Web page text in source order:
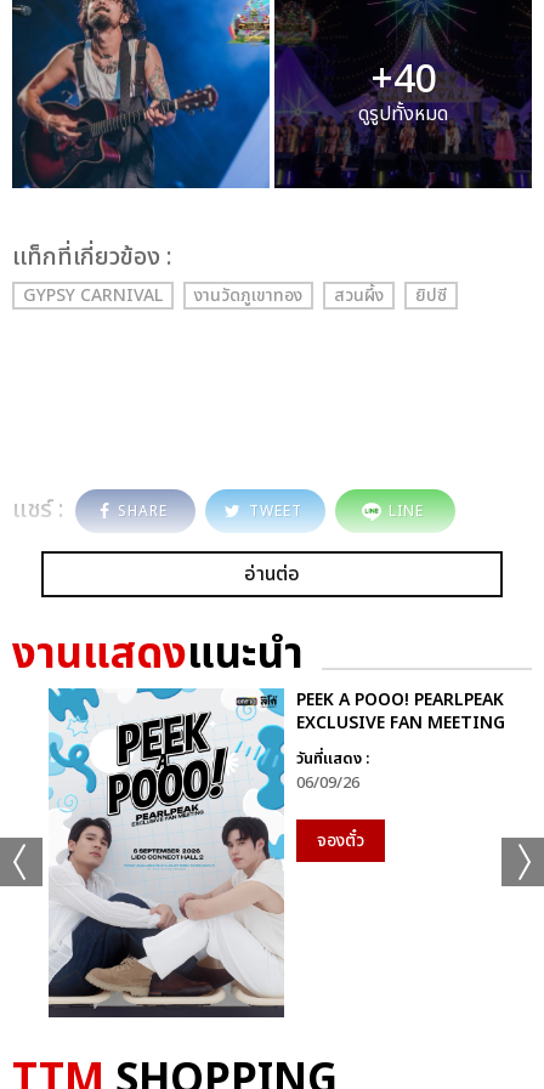
+40
ดูรูปทั้งหมด
เเท็กที่เกี่ยวข้อง :
GYPSY CARNIVAL งานวัดภูเขาทอง สวนผึ้ง ยิปซี
แชร์ : SHARE TWEET LINE
อ่านต่อ
งานแสดงแนะนำ
PEEK A POOO! PEARLPEAK
EXCLUSIVE FAN MEETING
วันที่แสดง :
06/09/26
จองตั๋ว